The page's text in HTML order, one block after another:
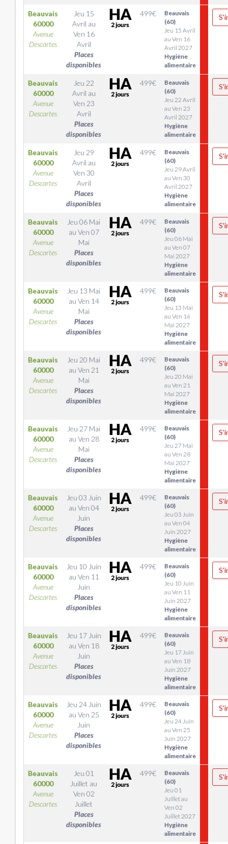
Beauvais
60000
Avenue
Descartes
Jeu 15
Avril au
Ven 16
Avril
Places
disponibles
499€
Beauvais
(60)
Jeu 15 Avril
au Ven 16
Avril 2027
Hygiène
alimentaire
Beauvais
60000
Avenue
Descartes
Jeu 22
Avril au
Ven 23
Avril
Places
disponibles
499€
Beauvais
(60)
Jeu 22 Avril
au Ven 23
Avril 2027
Hygiène
alimentaire
Beauvais
60000
Avenue
Descartes
Jeu 29
Avril au
Ven 30
Avril
Places
disponibles
499€
Beauvais
(60)
Jeu 29 Avril
au Ven 30
Avril 2027
Hygiène
alimentaire
Beauvais
60000
Avenue
Descartes
Jeu 06 Mai
au Ven 07
Mai
Places
disponibles
499€
Beauvais
(60)
Jeu 06 Mai
au Ven 07
Mai 2027
Hygiène
alimentaire
Beauvais
60000
Avenue
Descartes
Jeu 13 Mai
au Ven 14
Mai
Places
disponibles
499€
Beauvais
(60)
Jeu 13 Mai
au Ven 14
Mai 2027
Hygiène
alimentaire
Beauvais
60000
Avenue
Descartes
Jeu 20 Mai
au Ven 21
Mai
Places
disponibles
499€
Beauvais
(60)
Jeu 20 Mai
au Ven 21
Mai 2027
Hygiène
alimentaire
Beauvais
60000
Avenue
Descartes
Jeu 27 Mai
au Ven 28
Mai
Places
disponibles
499€
Beauvais
(60)
Jeu 27 Mai
au Ven 28
Mai 2027
Hygiène
alimentaire
Beauvais
60000
Avenue
Descartes
Jeu 03 Juin
au Ven 04
Juin
Places
disponibles
499€
Beauvais
(60)
Jeu 03 Juin
au Ven 04
Juin 2027
Hygiène
alimentaire
Beauvais
60000
Avenue
Descartes
Jeu 10 Juin
au Ven 11
Juin
Places
disponibles
499€
Beauvais
(60)
Jeu 10 Juin
au Ven 11
Juin 2027
Hygiène
alimentaire
Beauvais
60000
Avenue
Descartes
Jeu 17 Juin
au Ven 18
Juin
Places
disponibles
499€
Beauvais
(60)
Jeu 17 Juin
au Ven 18
Juin 2027
Hygiène
alimentaire
Beauvais
60000
Avenue
Descartes
Jeu 24 Juin
au Ven 25
Juin
Places
disponibles
499€
Beauvais
(60)
Jeu 24 Juin
au Ven 25
Juin 2027
Hygiène
alimentaire
Beauvais
60000
Avenue
Descartes
Jeu 01
Juillet au
Ven 02
Juillet
Places
disponibles
499€
Beauvais
(60)
Jeu 01
Juillet au
Ven 02
Juillet 2027
Hygiène
alimentaire